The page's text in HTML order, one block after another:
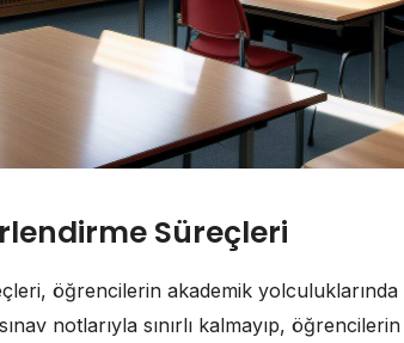
Süreçleri
öğrencilerin akademik
notlarıyla sınırlı kalmayıp,